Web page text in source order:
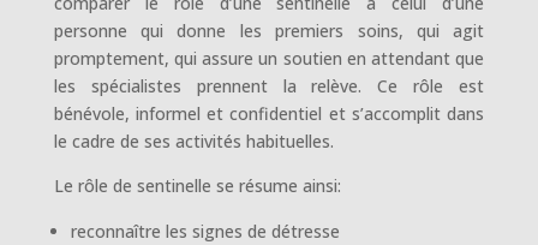
personne qui donne les premiers soins, qui agit
promptement, qui assure un soutien en attendant que
les spécialistes prennent la relève. Ce rôle est
bénévole, informel et confidentiel et s’accomplit dans
le cadre de ses activités habituelles.
Le rôle de sentinelle se résume ainsi:
reconnaître les signes de détresse